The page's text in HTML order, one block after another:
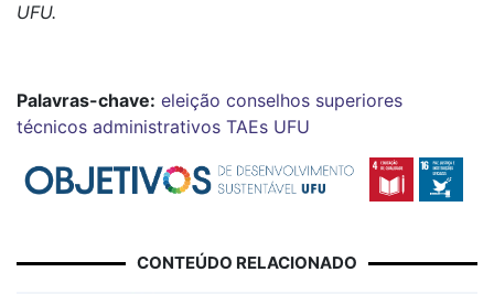
UFU.
Palavras-chave: eleição conselhos superiores
técnicos administrativos TAEs UFU
CONTEÚDO RELACIONADO